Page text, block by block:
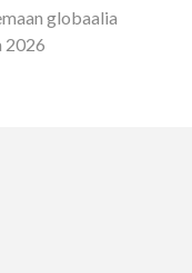
globaalia
2026